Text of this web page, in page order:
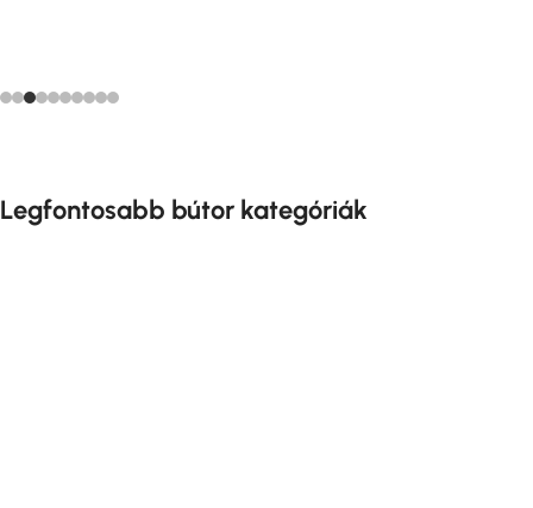
Legfontosabb bútor kategóriák